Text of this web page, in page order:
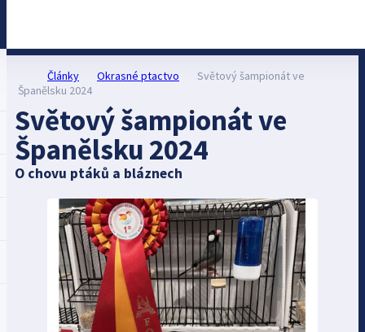
Články Okrasné ptactvo
Světový šampionát ve
Španělsku 2024
Světový šampionát ve
Španělsku 2024
O chovu ptáků a bláznech